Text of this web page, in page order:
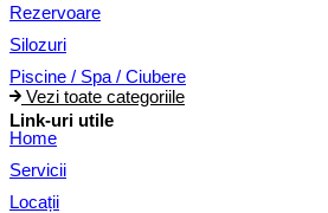
Rezervoare
Silozuri
Piscine / Spa / Ciubere
Vezi toate categoriile
Link-uri utile
Home
Servicii
Locații